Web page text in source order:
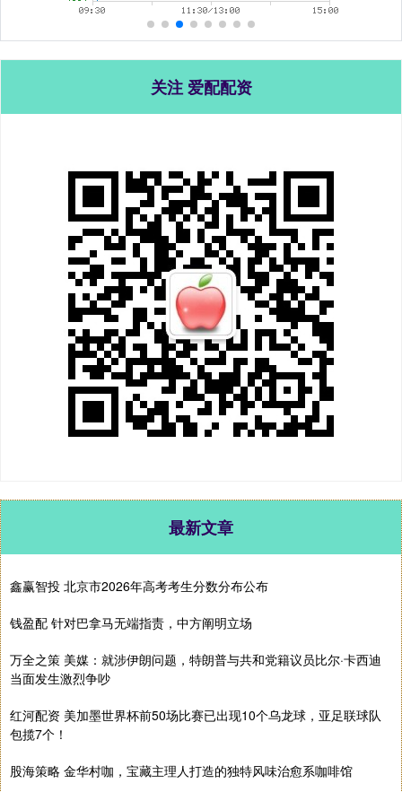
关注 爱配配资
最新文章
鑫赢智投 北京市2026年高考考生分数分布公布
钱盈配 针对巴拿马无端指责，中方阐明立场
万全之策 美媒：就涉伊朗问题，特朗普与共和党籍议员比尔·卡西迪
当面发生激烈争吵
红河配资 美加墨世界杯前50场比赛已出现10个乌龙球，亚足联球队
包揽7个！
股海策略 金华村咖，宝藏主理人打造的独特风味治愈系咖啡馆